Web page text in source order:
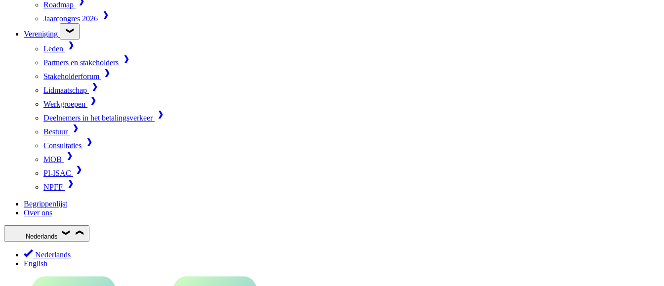
Roadmap
Jaarcongres 2026
Vereniging
Leden
Partners en stakeholders
Stakeholderforum
Lidmaatschap
Werkgroepen
Deelnemers in het betalingsverkeer
Bestuur
Consultaties
MOB
PI-ISAC
NPFF
Begrippenlijst
Over ons
Nederlands
Nederlands
English